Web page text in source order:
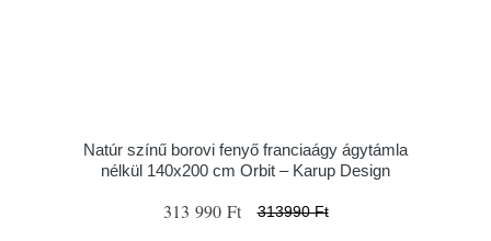
Natúr színű borovi fenyő franciaágy ágytámla
nélkül 140x200 cm Orbit – Karup Design
313 990 Ft 313990 Ft